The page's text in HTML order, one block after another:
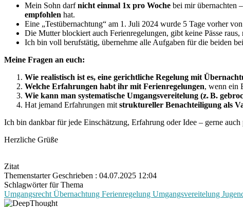
Mein Sohn darf nicht einmal 1x pro Woche bei mir übernachten
empfohlen hat.
Eine „Testübernachtung“ am 1. Juli 2024 wurde 5 Tage vorher
Die Mutter blockiert auch Ferienregelungen, gibt keine Pässe
Ich bin voll berufstätig, übernehme alle Aufgaben für die beiden
Meine Fragen an euch:
Wie realistisch ist es, eine gerichtliche Regelung mit
Welche Erfahrungen habt ihr mit Ferienregelungen, wenn ein
Wie kann man systematische Umgangsvereitelung (z. B.
Hat jemand Erfahrungen mit struktureller Benachteiligung als
Ich bin dankbar für jede Einschätzung, Erfahrung oder Idee – gerne auch
Herzliche Grüße
Zitat
ThemenstarterGeschrieben : 04.07.2025 12:04
Schlagwörter für Thema
Umgangsrecht Übernachtung Ferienregelung Umgangsvereitelung